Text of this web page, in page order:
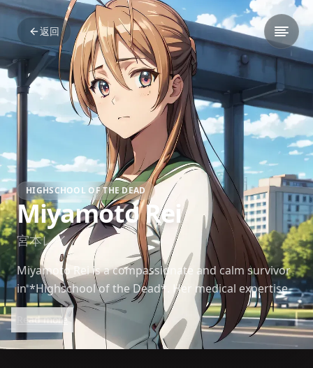
返回
HIGHSCHOOL OF THE DEAD
Miyamoto Rei
宮本レイ
Miyamoto Rei is a compassionate and calm survivor
in *Highschool of the Dead*. Her medical expertise
and emotional strength are critical in the post-
apocalyptic world.
Read more